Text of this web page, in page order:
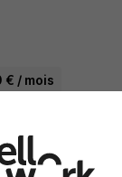
€ / mois